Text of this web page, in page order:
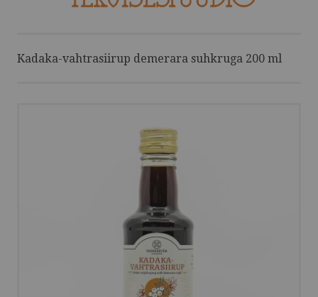
VÕTA ÜHENDUST
Kadaka-vahtrasiirup demerara suhkruga 200 ml